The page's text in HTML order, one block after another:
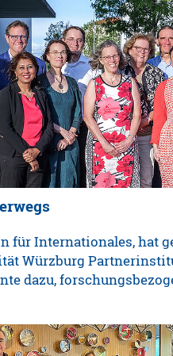
für Internationales, hat
Würzburg
dazu,